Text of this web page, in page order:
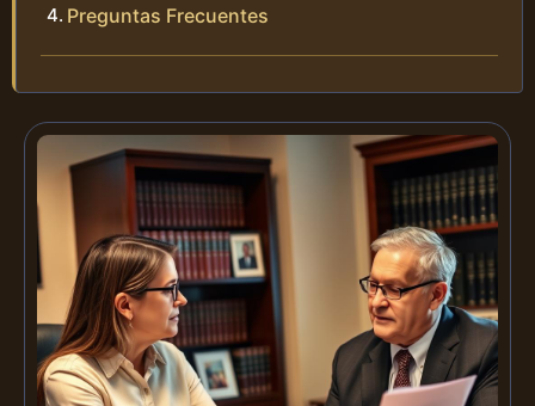
Preguntas Frecuentes